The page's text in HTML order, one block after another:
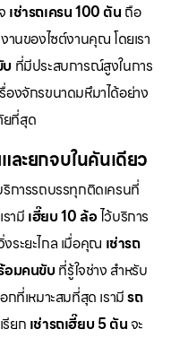
เช่ารถเครน 100 ตัน ถือ
านของไซต์งานคุณ โดยเรา
ที่มีประสบการณ์สูงในการ
องจักรขนาดมหึมาได้อย่าง
ยที่สุด
ละยกจบในคันเดียว
การรถบรรทุกติดเครนที่
ามี เฮี๊ยบ 10 ล้อไว้บริการ
ระยะไกล เมื่อคุณ เช่ารถ
อมคนขับ ที่รู้ใจช่าง สำหรับ
กที่เหมาะสมที่สุด เรามีรถ
รียก เช่ารถเฮี๊ยบ 5 ตันจะ